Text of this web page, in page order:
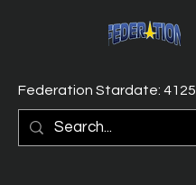
Federation Stardate: